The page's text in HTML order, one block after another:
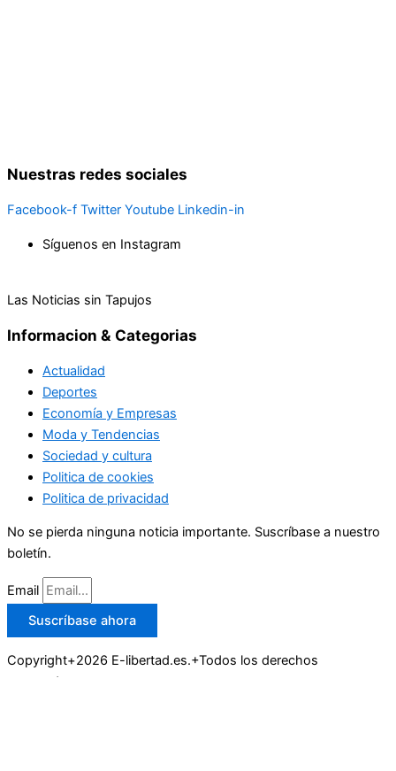
Nuestras redes sociales
Facebook-f Twitter Youtube Linkedin-in
Síguenos en Instagram
Las Noticias sin Tapujos
Informacion & Categorias
Actualidad
Deportes
Economía y Empresas
Moda y Tendencias
Sociedad y cultura
Politica de cookies
Politica de privacidad
No se pierda ninguna noticia importante. Suscríbase a nuestro
boletín.
Email
Suscríbase ahora
Copyright+2026 E-libertad.es.+Todos los derechos
reservados.